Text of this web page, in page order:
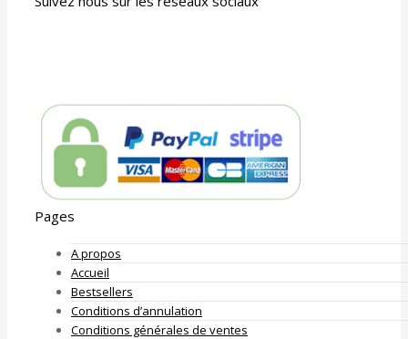
Pages
A propos
Accueil
Bestsellers
Conditions d’annulation
Conditions générales de ventes